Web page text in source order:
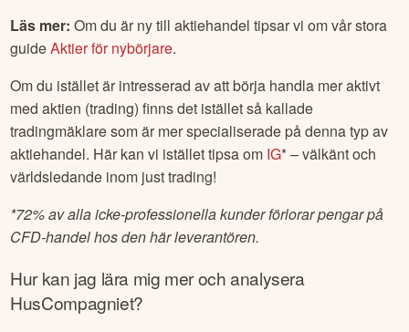
Läs mer: Om du är ny till aktiehandel tipsar vi om vår stora
guideAktier för nybörjare.
Om du istället är intresserad av att börja handla mer aktivt
med aktien (trading) finns det istället så kallade
tradingmäklare som är mer specialiserade på denna typ av
aktiehandel. Här kan vi istället tipsa om IG* – välkänt och
världsledande inom just trading!
*72% av alla icke-professionella kunder förlorar pengar på
CFD-handel hos den här leverantören.
Hur kan jag lära mig mer och analysera
HusCompagniet?